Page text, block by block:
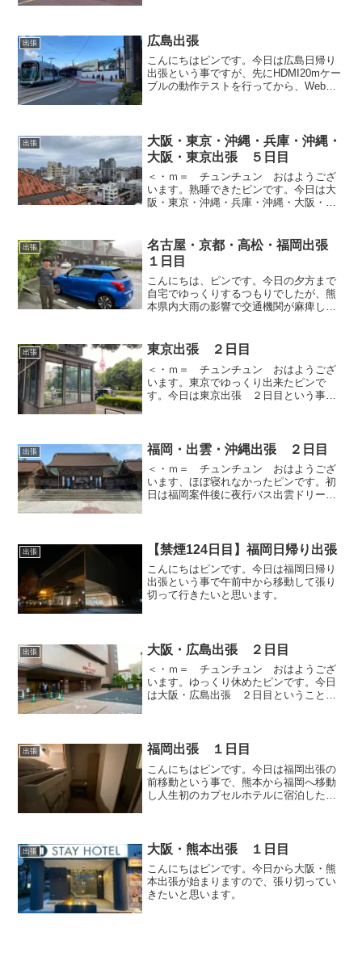
出張 広島出張
こんにちはピンです。今日は広島日帰り
出張という事ですが、先にHDMI20mケー
ブルの動作テストを行ってから、Web会
出張
大阪・東京・沖縄・兵庫・沖縄・
大阪・東京出張 ５日目
＜・ｍ＝ チュンチュン おはようござ
います。熟睡できたピンです。今日は大
阪・東京・沖縄・兵庫・沖縄・大阪・東
に変更となり午前中からZoom研修があり
ますが張り切って参ります。
出張
名古屋・京都・高松・福岡出張
１日目
こんにちは、ピンです。今日の夕方まで
自宅でゆっくりするつもりでしたが、熊
本県内大雨の影響で交通機関が麻痺して
出張 東京出張 ２日目
＜・ｍ＝ チュンチュン おはようござ
います。東京でゆっくり出来たピンで
す。今日は東京出張 ２日目という事
出張 福岡・出雲・沖縄出張 ２日目
＜・ｍ＝ チュンチュン おはようござ
います、ほぼ寝れなかったピンです。初
日は福岡案件後に夜行バス出雲ドリーム
いと思います。
出張 【禁煙124日目】福岡日帰り出張
こんにちはピンです。今日は福岡日帰り
出張という事で午前中から移動して張り
切って行きたいと思います。
出張 大阪・広島出張 ２日目
＜・ｍ＝ チュンチュン おはようござ
います。ゆっくり休めたピンです。今日
は大阪・広島出張 ２日目ということ
出張 福岡出張 １日目
こんにちはピンです。今日は福岡出張の
前移動という事で、熊本から福岡へ移動
し人生初のカプセルホテルに宿泊したい
出張 大阪・熊本出張 １日目
こんにちはピンです。今日から大阪・熊
本出張が始まりますので、張り切ってい
きたいと思います。